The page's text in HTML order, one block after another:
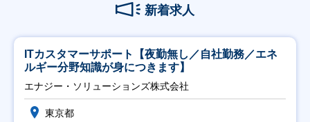
新着求人
ITカスタマーサポート【夜勤無し／自社勤務／エネ
ルギー分野知識が身につきます】
エナジー・ソリューションズ株式会社
東京都